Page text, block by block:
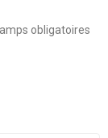
obligatoires